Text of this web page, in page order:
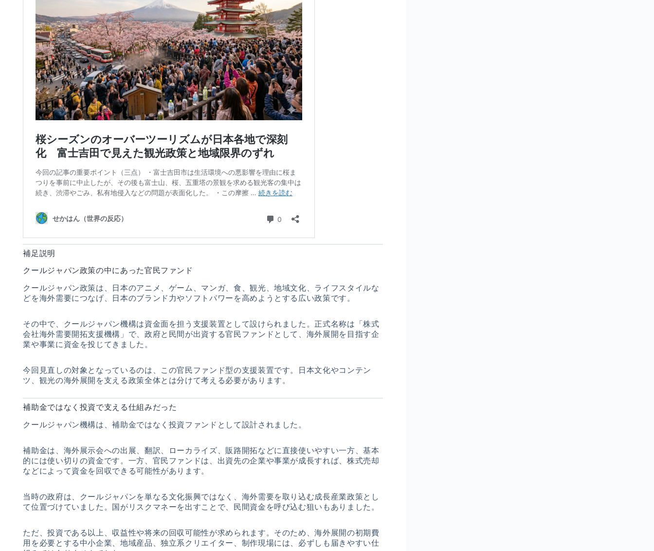
補足説明
クールジャパン政策の中にあった官民ファンド
クールジャパン政策は、日本のアニメ、ゲーム、マンガ、食、観光、地域文化、ライフスタイルな
どを海外需要につなげ、日本のブランド力やソフトパワーを高めようとする広い政策です。
その中で、クールジャパン機構は資金面を担う支援装置として設けられました。正式名称は「株式
会社海外需要開拓支援機構」で、政府と民間が出資する官民ファンドとして、海外展開を目指す企
業や事業に資金を投じてきました。
今回見直しの対象となっているのは、この官民ファンド型の支援装置です。日本文化やコンテン
ツ、観光の海外展開を支える政策全体とは分けて考える必要があります。
補助金ではなく投資で支える仕組みだった
クールジャパン機構は、補助金ではなく投資ファンドとして設計されました。
補助金は、海外展示会への出展、翻訳、ローカライズ、販路開拓などに直接使いやすい一方、基本
的には使い切りの資金です。一方、官民ファンドは、出資先の企業や事業が成長すれば、株式売却
などによって資金を回収できる可能性があります。
当時の政府は、クールジャパンを単なる文化振興ではなく、海外需要を取り込む成長産業政策とし
て位置づけていました。国がリスクマネーを出すことで、民間資金を呼び込む狙いもありました。
ただ、投資である以上、収益性や将来の回収可能性が求められます。そのため、海外展開の初期費
用を必要とする中小企業、地域産品、独立系クリエイター、制作現場には、必ずしも届きやすい仕